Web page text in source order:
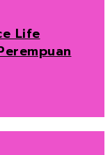
Life